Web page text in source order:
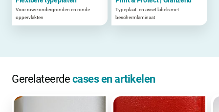
Voor ruwe ondergronden en ronde
oppervlakten
Typeplaat- en asset labels met
beschermlaminaat
Gerelateerde cases en artikelen